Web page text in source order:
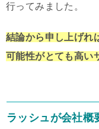
行ってみました。
結論から申し上げれ
可能性がとても高い
ラッシュが会社概